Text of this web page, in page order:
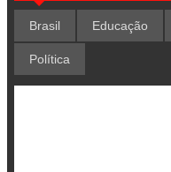
Brasil Educação
Política